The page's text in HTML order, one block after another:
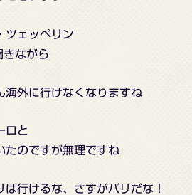
ツェッペリン
ながら
海外に行けなくなりますね
ロと
たのですが無理ですね
は行けるな、さすがバリだな！